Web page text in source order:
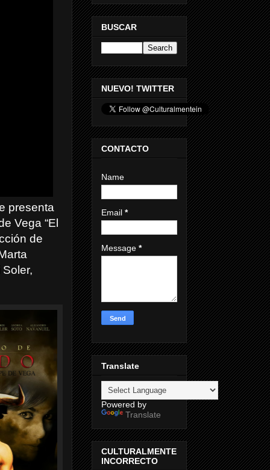
presenta
Vega “El
de
BUSCAR
NUEVO! TWITTER
CONTACTO
Name
Email *
Message *
Translate
Powered by
Translate
CULTURALMENTE
INCORRECTO